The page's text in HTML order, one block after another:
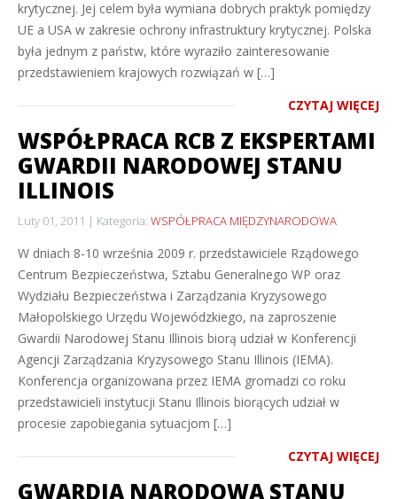
krytycznej. Jej celem była wymiana dobrych praktyk pomiędzy
UE a USA w zakresie ochrony infrastruktury krytycznej. Polska
była jednym z państw, które wyraziło zainteresowanie
przedstawieniem krajowych rozwiązań w […]
CZYTAJ WIĘCEJ
WSPÓŁPRACA RCB Z EKSPERTAMI
GWARDII NARODOWEJ STANU
ILLINOIS
Luty 01, 2011 Kategoria: WSPÓŁPRACA MIĘDZYNARODOWA
W dniach 8-10 września 2009 r. przedstawiciele Rządowego
Centrum Bezpieczeństwa, Sztabu Generalnego WP oraz
Wydziału Bezpieczeństwa i Zarządzania Kryzysowego
Małopolskiego Urzędu Wojewódzkiego, na zaproszenie
Gwardii Narodowej Stanu Illinois biorą udział w Konferencji
Agencji Zarządzania Kryzysowego Stanu Illinois (IEMA).
Konferencja organizowana przez IEMA gromadzi co roku
przedstawicieli instytucji Stanu Illinois biorących udział w
procesie zapobiegania sytuacjom […]
CZYTAJ WIĘCEJ
GWARDIA NARODOWA STANU